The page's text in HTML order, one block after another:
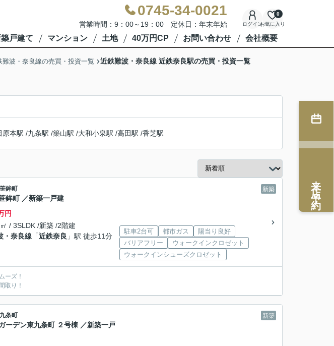
0745-34-0021
営業時間：9：00～19：00 定休日：年末年始 ログインお気に入り
0
戸建て マンション 土地 40万円CP お問い合わせ 会社概要
難波・奈良線の売買・投資一覧 近鉄難波・奈良線 近鉄奈良駅の売買・投資一覧
原本駅 /九条駅 /築山駅 /大和小泉駅 /高田駅 /香芝駅
新築
鉾町
鉾町 ／新築一戸建
円
/ 3SLDK /新築 /2階建
・奈良線 「近鉄奈良 」駅 徒歩11分
駐車2台可 都市ガス
陽当り良好
バリアフリー
ウォークインクロゼット
ウォークインシューズクロゼット
ーズ！
取り！
新築
条町
ーデン東九条町 ２号棟 ／新築一戸
来店予約